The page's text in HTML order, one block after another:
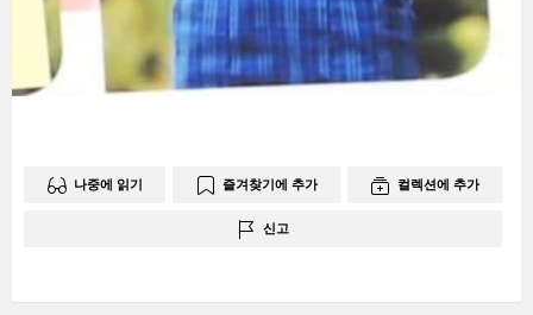
나중에 읽기 즐겨찾기에 추가 컬렉션에 추가
신고